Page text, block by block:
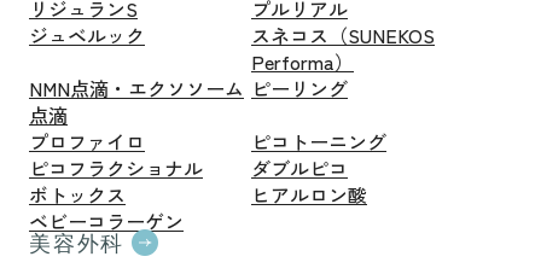
リジュランS
プルリアル
ジュベルック
スネコス（SUNEKOS
Performa）
NMN点滴・エクソソーム
点滴
ピーリング
プロファイロ
ピコトーニング
ピコフラクショナル
ダブルピコ
ボトックス
ヒアルロン酸
ベビーコラーゲン
美容外科